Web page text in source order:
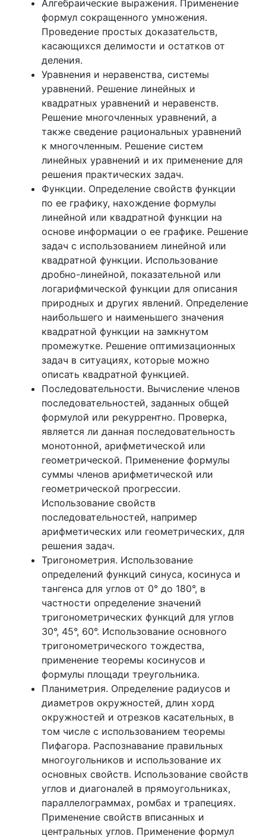
Алгебраические выражения. Применение
формул сокращенного умножения.
Проведение простых доказательств,
касающихся делимости и остатков от
деления.
Уравнения и неравенства, системы
уравнений. Решение линейных и
квадратных уравнений и неравенств.
Решение многочленных уравнений, а
также сведение рациональных уравнений
к многочленным. Решение систем
линейных уравнений и их применение для
решения практических задач.
Функции. Определение свойств функции
по ее графику, нахождение формулы
линейной или квадратной функции на
основе информации о ее графике. Решение
задач с использованием линейной или
квадратной функции. Использование
дробно-линейной, показательной или
логарифмической функции для описания
природных и других явлений. Определение
наибольшего и наименьшего значения
квадратной функции на замкнутом
промежутке. Решение оптимизационных
задач в ситуациях, которые можно
описать квадратной функцией.
Последовательности. Вычисление членов
последовательностей, заданных общей
формулой или рекуррентно. Проверка,
является ли данная последовательность
монотонной, арифметической или
геометрической. Применение формулы
суммы членов арифметической или
геометрической прогрессии.
Использование свойств
последовательностей, например
арифметических или геометрических, для
решения задач.
Тригонометрия. Использование
определений функций синуса, косинуса и
тангенса для углов от 0° до 180°, в
частности определение значений
тригонометрических функций для углов
30°, 45°, 60°. Использование основного
тригонометрического тождества,
применение теоремы косинусов и
формулы площади треугольника.
Планиметрия. Определение радиусов и
диаметров окружностей, длин хорд
окружностей и отрезков касательных, в
том числе с использованием теоремы
Пифагора. Распознавание правильных
многоугольников и использование их
основных свойств. Использование свойств
углов и диагоналей в прямоугольниках,
параллелограммах, ромбах и трапециях.
Применение свойств вписанных и
центральных углов. Применение формул